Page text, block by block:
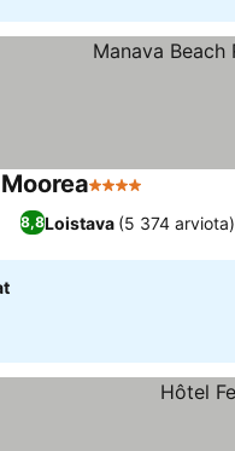
4 Tähtiluokitus
8,8Loistava (5 374 arviota)